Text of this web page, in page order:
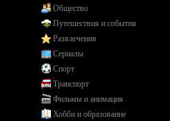
Общество
Путешествия и события
Развлечения
Сериалы
Спорт
Транспорт
Фильмы и анимация
Хобби и образование